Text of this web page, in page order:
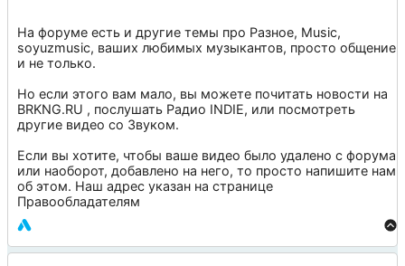
На форуме есть и другие темы про Разное, Music,
soyuzmusic, ваших любимых музыкантов, просто общение
и не только.
Но если этого вам мало, вы можете почитать новости на
BRKNG.RU , послушать Радио INDIE, или посмотреть
другие видео со Звуком.
Если вы хотите, чтобы ваше видео было удалено с форума
или наоборот, добавлено на него, то просто напишите нам
об этом. Наш адрес указан на странице
Правообладателям